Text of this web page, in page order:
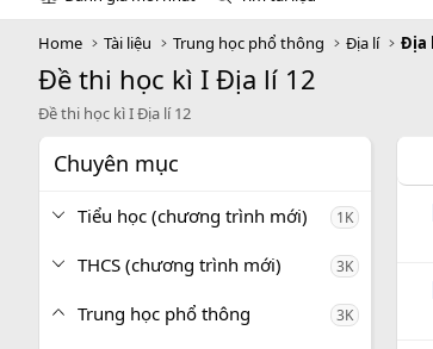
Home Tài liệu Trung học phổ thông Địa lí Địa
Đề thi học kì I Địa lí 12
Đề thi học kì I Địa lí 12
Chuyên mục
Tiểu học (chương trình mới) 1K
THCS (chương trình mới) 3K
Trung học phổ thông 3K